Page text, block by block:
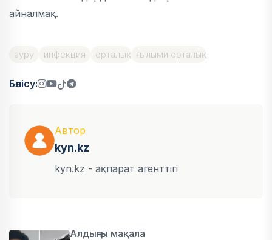
айналмақ.
ауру инфекция орталық ғылыми орталық
Бөлісу:
Автор
kyn.kz
kyn.kz - ақпарат агенттігі
Алдыңғы мақала